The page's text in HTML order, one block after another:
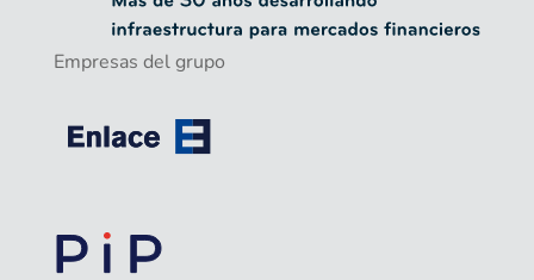
Empresas del grupo